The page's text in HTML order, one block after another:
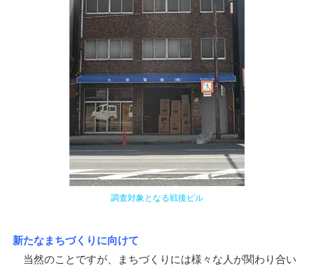
調査対象となる戦後ビル
新たなまちづくりに向けて
当然のことですが、まちづくりには様々な人が関わり合い